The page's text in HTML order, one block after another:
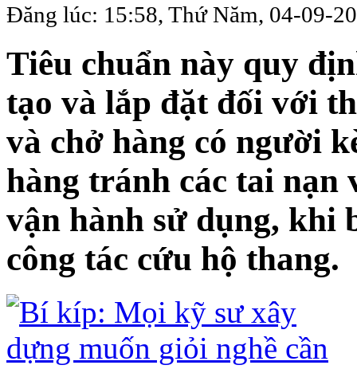
Đăng lúc: 15:58, Thứ Năm, 04-09-
Tiêu chuẩn này quy
tạo và lắp đặt đối với
và chở hàng có người
hàng tránh các tai nạn
vận hành sử dụng, khi
công tác cứu hộ thang.